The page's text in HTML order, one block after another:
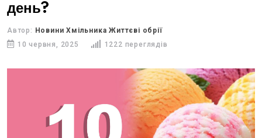
день?
Автор: Новини Хмільника Життєві обрії
10 червня, 2025
1222 переглядів